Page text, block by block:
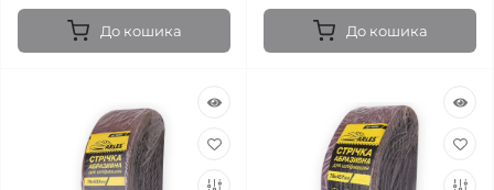
До кошика До кошика